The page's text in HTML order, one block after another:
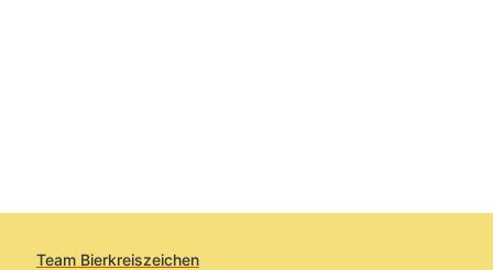
Team Bierkreiszeichen